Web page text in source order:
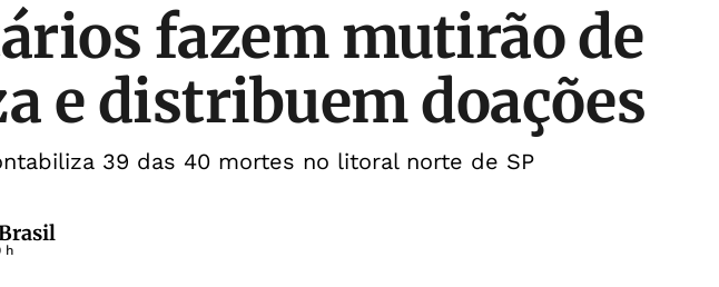
fazem mutirão de
e distribuem doações
39 das 40 mortes no litoral norte de SP
h